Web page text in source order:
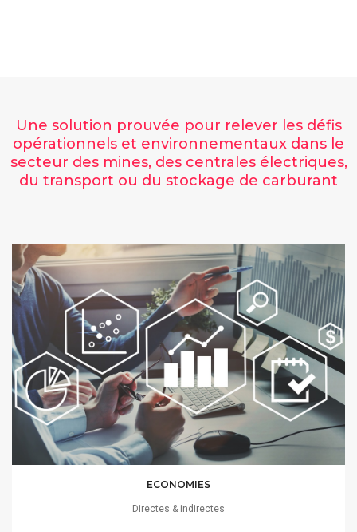
Une solution prouvée pour relever les défis
opérationnels et environnementaux dans le
secteur des mines, des centrales électriques,
du transport ou du stockage de carburant
ECONOMIES
Directes & indirectes